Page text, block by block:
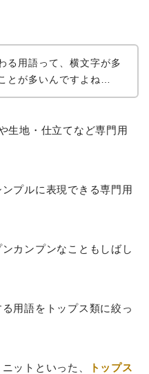
る用語って、横文字が多
とが多いんですよね…
生地・仕立てなど専門用
プルに表現できる専門用
カンプンなこともしばし
用語をトップス類に絞っ
ットといった、
トップス